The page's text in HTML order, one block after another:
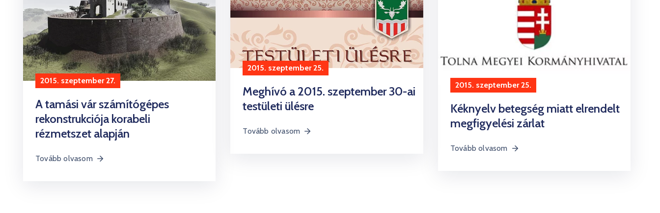
2015. szeptember 27.
A tamási vár számítógépes
rekonstrukciója korabeli
rézmetszet alapján
Tovább olvasom
2015. szeptember 25.
Meghívó a 2015. szeptember 30-ai
testületi ülésre
Tovább olvasom
2015. szeptember 25.
Kéknyelv betegség miatt elrendelt
megfigyelési zárlat
Tovább olvasom